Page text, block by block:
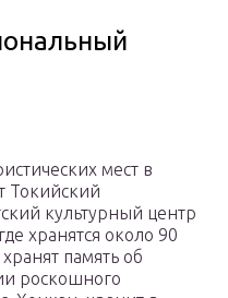
мест в
Токийский
культурный центр
хранятся около 90
память об
роскошного